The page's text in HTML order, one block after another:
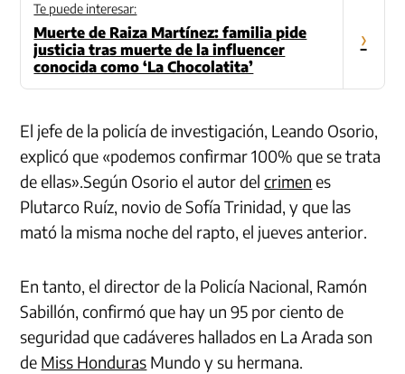
Te puede interesar:
Muerte de Raiza Martínez: familia pide
justicia tras muerte de la influencer
conocida como ‘La Chocolatita’
›
El jefe de la policía de investigación, Leando Osorio,
explicó que «podemos confirmar 100% que se trata
de ellas».Según Osorioel autor delcrimen es
Plutarco Ruíz, novio deSofía Trinidad, y que las
mató la misma noche del rapto, el jueves anterior.
En tanto, el director de la Policía Nacional, Ramón
Sabillón, confirmó que hay un 95 por ciento de
seguridad que cadáveres hallados en La Arada son
de Miss Honduras Mundo y su hermana.